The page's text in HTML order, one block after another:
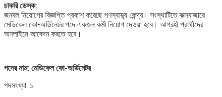
চাকরি ডেস্ক:
জনবল নিয়োগের বিজ্ঞপ্তি প্রকাশ করেছে গণস্বাস্থ্য কেন্দ্র। সংস্থাটিতে কক্সবাজারে
মেডিকেল কো-অর্ডিনেটর পদে একজন কর্মী নিয়োগ দেওয়া হবে। আগ্রহী প্রার্থীদের
অনলাইনে আবেদন করতে হবে।
পদের নাম: মেডিকেল কো-অর্ডিনেটর
পদসংখ্যা: ১